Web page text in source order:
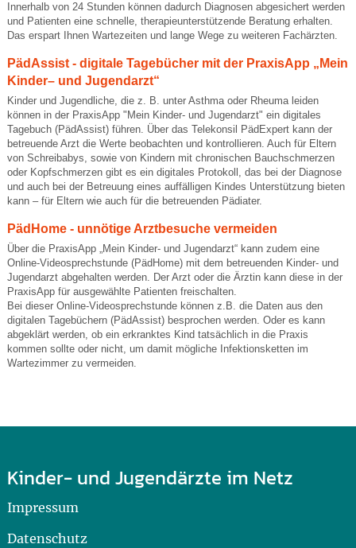
Innerhalb von 24 Stunden können dadurch Diagnosen abgesichert werden
und Patienten eine schnelle, therapieunterstützende Beratung erhalten.
Das erspart Ihnen Wartezeiten und lange Wege zu weiteren Fachärzten.
PädAssist - digitale Tagebücher mit der PraxisApp „Mein
Kinder– und Jugendarzt“
Kinder und Jugendliche, die z. B. unter Asthma oder Rheuma leiden
können in der PraxisApp "Mein Kinder- und Jugendarzt" ein digitales
Tagebuch (PädAssist) führen. Über das Telekonsil PädExpert kann der
betreuende Arzt die Werte beobachten und kontrollieren. Auch für Eltern
von Schreibabys, sowie von Kindern mit chronischen Bauchschmerzen
oder Kopfschmerzen gibt es ein digitales Protokoll, das bei der Diagnose
und auch bei der Betreuung eines auffälligen Kindes Unterstützung bieten
kann – für Eltern wie auch für die betreuenden Pädiater.
PädHome - unnötige Arztbesuche vermeiden
Über die PraxisApp „Mein Kinder- und Jugendarzt“ kann zudem eine
Online-Videosprechstunde (PädHome) mit dem betreuenden Kinder- und
Jugendarzt abgehalten werden. Der Arzt oder die Ärztin kann diese in der
PraxisApp für ausgewählte Patienten freischalten.
Bei dieser Online-Videosprechstunde können z.B. die Daten aus den
digitalen Tagebüchern (PädAssist) besprochen werden. Oder es kann
abgeklärt werden, ob ein erkranktes Kind tatsächlich in die Praxis
kommen sollte oder nicht, um damit mögliche Infektionsketten im
Wartezimmer zu vermeiden.
Kinder- und Jugendärzte im Netz
Impressum
Datenschutz